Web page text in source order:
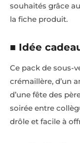
souhaités grâce
la fiche produit.
■ Idée
Ce pack de sous-
crémaillère, d’un
d’une fête des
soirée entre
drôle et facile à